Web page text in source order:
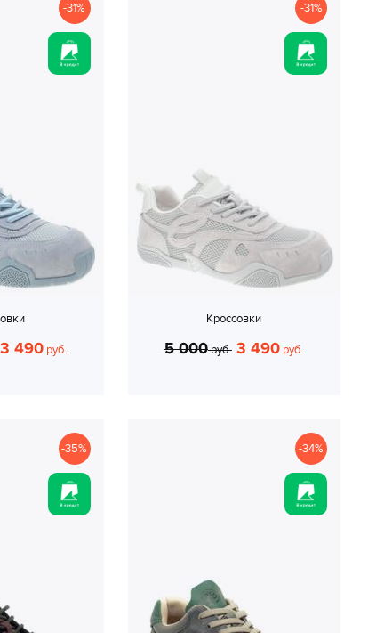
-31%
3 490руб.
-31%
Кроссовки
5 000руб. 3 490руб.
-35% -34%